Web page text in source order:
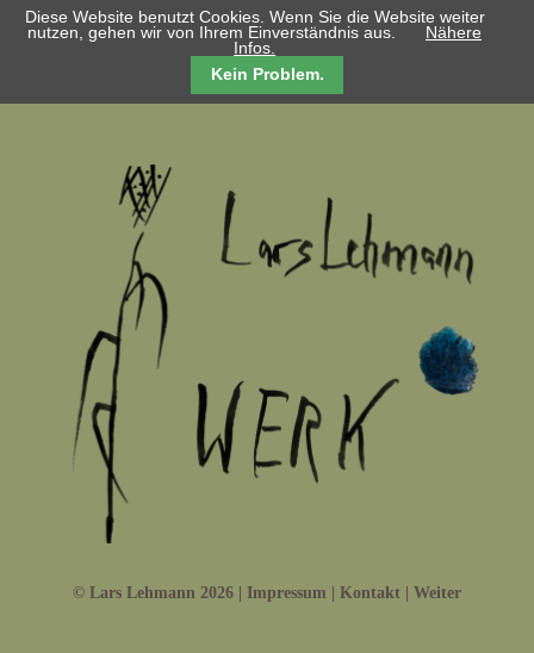
© Lars Lehmann 2026 | Impressum | Kontakt | Weiter
Diese Website benutzt Cookies. Wenn Sie die Website weiter
nutzen, gehen wir von Ihrem Einverständnis aus.
Nähere
Infos.
Kein Problem.